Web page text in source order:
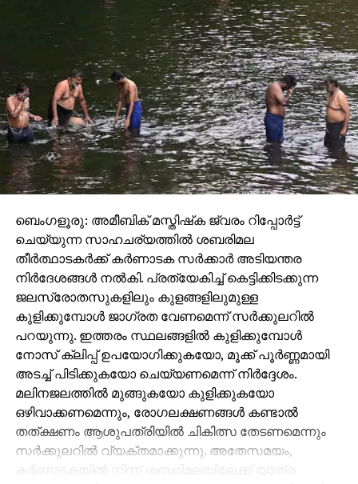
ബെംഗളൂരു: അമീബിക് മസ്തിഷ്‌ക ജ്വരം റിപ്പോര്‍ട്ട്
ചെയ്യുന്ന സാഹചര്യത്തില്‍ ശബരിമല
തീര്‍ത്ഥാടകര്‍ക്ക് കര്‍ണാടക സര്‍ക്കാര്‍ അടിയന്തര
നിര്‍ദേശങ്ങള്‍ നല്‍കി. പ്രത്യേകിച്ച് കെട്ടിക്കിടക്കുന്ന
ജലസ്രോതസുകളിലും കുളങ്ങളിലുമുള്ള
കുളിക്കുമ്പോള്‍ ജാഗ്രത വേണമെന്ന് സര്‍ക്കുലറില്‍
പറയുന്നു. ഇത്തരം സ്ഥലങ്ങളില്‍ കുളിക്കുമ്പോള്‍
നോസ് ക്ലിപ്പ് ഉപയോഗിക്കുകയോ, മൂക്ക് പൂര്‍ണ്ണമായി
അടച്ച് പിടിക്കുകയോ ചെയ്യണമെന്ന് നിര്‍ദ്ദേശം.
മലിനജലത്തില്‍ മുങ്ങുകയോ കുളിക്കുകയോ
ഒഴിവാക്കണമെന്നും, രോഗലക്ഷണങ്ങള്‍ കണ്ടാല്‍
തത്ക്ഷണം ആശുപത്രിയില്‍ ചികിത്സ തേടണമെന്നും
സര്‍ക്കുലറില്‍ വ്യക്തമാക്കുന്നു. അതേസമയം,